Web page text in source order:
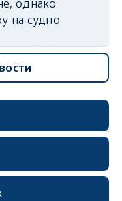
однако
на судно